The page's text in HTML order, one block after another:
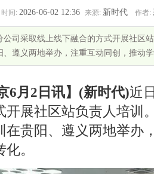
时间: 2026-06-02 12:36 来源: 新时代 作者:
采取线上线下融合的方式开展社区站
、遵义两地举办，注重互动同创，推动
6月2日讯】(新时代)近
开展社区站负责人培训
在贵阳、遵义两地举办
。